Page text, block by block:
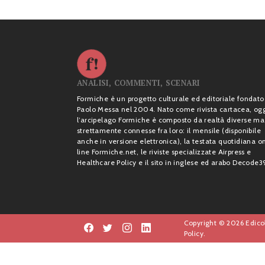
ANALISI, COMMENTI, SCENARI
Formiche è un progetto culturale ed editoriale fondato
Paolo Messa nel 2004. Nato come rivista cartacea,
l’arcipelago Formiche è composto da realtà diverse ma
strettamente connesse fra loro: il mensile (disponibile
anche in versione elettronica), la testata quotidiana
line Formiche.net, le riviste specializzate Airpress e
Healthcare Policy e il sito in inglese ed arabo
Copyright © 2026
Policy.